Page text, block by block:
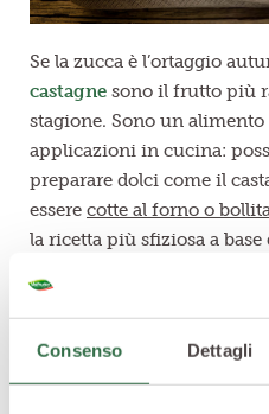
Consenso Dettagli
Se la zucca è l’ortaggio
castagne sono il frutto più
stagione. Sono un
applicazioni in cucina:
preparare dolci come il
essere cotte al forno o
la ricetta più sfiziosa a base
Vi bastano 10 castagne
saranno ben ammorbidite,
Amalgamate le castagne a